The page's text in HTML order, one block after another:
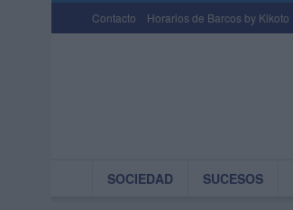
Contacto Horarios de Barcos by Kikoto
SOCIEDAD SUCESOS